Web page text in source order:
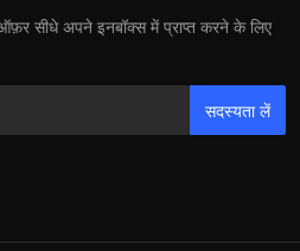
सीधे अपने इनबॉक्स में प्राप्त करने के लिए
सदस्यता लें